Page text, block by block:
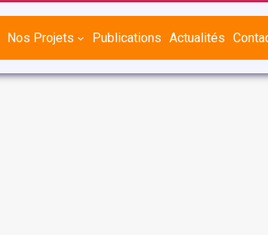
Nos Projets Publications Actualités